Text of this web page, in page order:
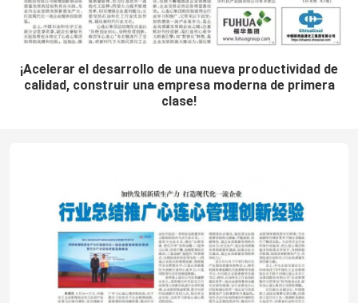
¡Acelerar el desarrollo de una nueva productividad de
calidad, construir una empresa moderna de primera
clase!